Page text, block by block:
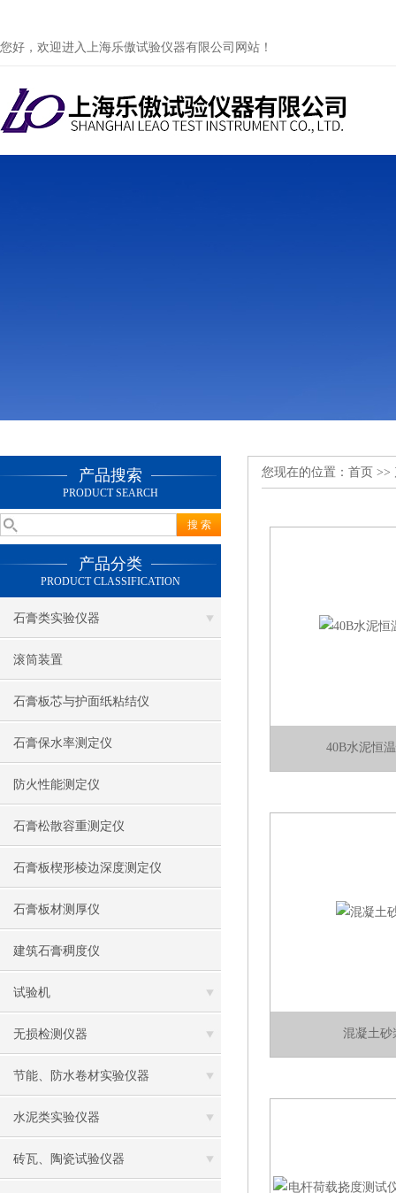
您好，欢迎进入上海乐傲试验仪器有限公司网站！
产品搜索
PRODUCT SEARCH
产品分类
PRODUCT CLASSIFICATION
石膏类实验仪器
滚筒装置
石膏板芯与护面纸粘结仪
石膏保水率测定仪
防火性能测定仪
石膏松散容重测定仪
石膏板楔形棱边深度测定仪
石膏板材测厚仪
建筑石膏稠度仪
试验机
无损检测仪器
节能、防水卷材实验仪器
水泥类实验仪器
砖瓦、陶瓷试验仪器
您现在的位置： 首页 >>
40B水泥恒
混凝土砂